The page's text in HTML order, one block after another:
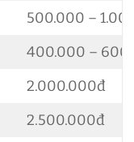
500.000 –
400.000 –
2.000.000đ
2.500.000đ